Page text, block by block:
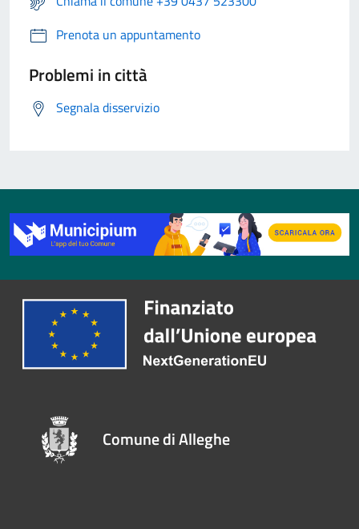
Prenota un appuntamento
Problemi in città
Segnala disservizio
Comune di Alleghe